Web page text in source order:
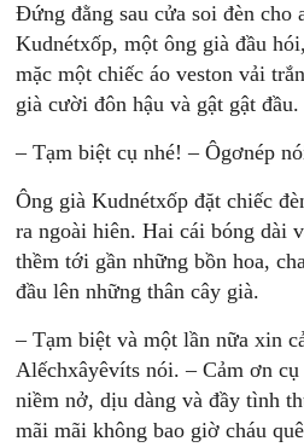
Đứng đằng sau cửa soi đèn cho
Kudnétxốp, một ông già đầu
mặc một chiếc áo veston vải
già cười đôn hậu và gật gật đầu.
– Tạm biệt cụ nhé! – Ôgơnép
Ông già Kudnétxốp đặt chiếc
ra ngoài hiên. Hai cái bóng dài
thềm tới gần những bồn hoa,
đầu lên những thân cây già.
– Tạm biệt và một lần nữa xin
Alếchxâyêvíts nói. – Cảm ơn
niềm nở, dịu dàng và đầy tình
mãi mãi không bao giờ cháu